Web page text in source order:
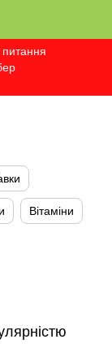
питання
Вітаміни